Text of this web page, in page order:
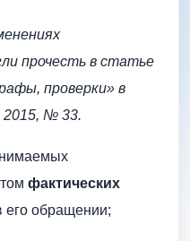
прочесть в статье
проверки» в
2015, № 33.
фактических
его обращении;